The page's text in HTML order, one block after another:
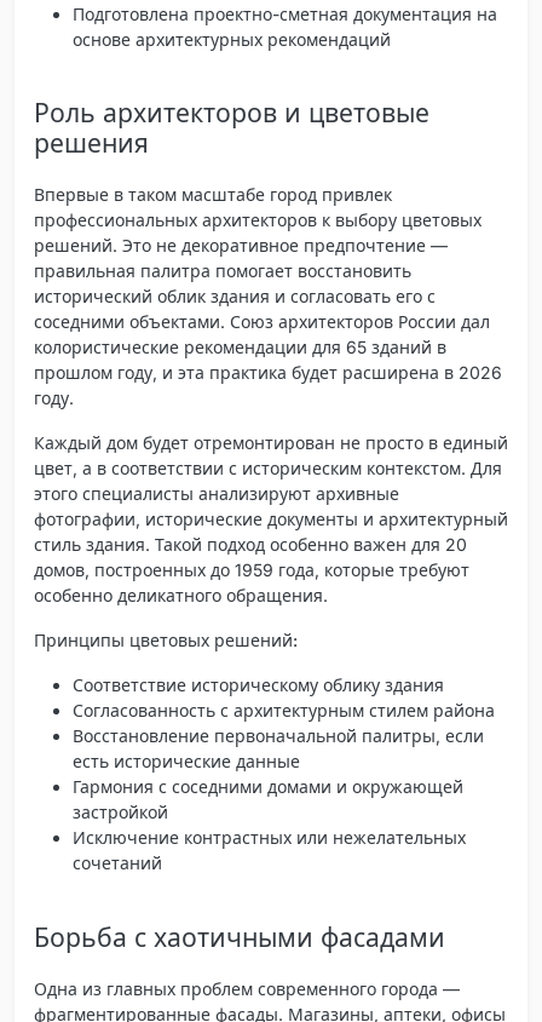
Подготовлена проектно-сметная документация на
основе архитектурных рекомендаций
Роль архитекторов и цветовые
решения
Впервые в таком масштабе город привлек
профессиональных архитекторов к выбору цветовых
решений. Это не декоративное предпочтение —
правильная палитра помогает восстановить
исторический облик здания и согласовать его с
соседними объектами. Союз архитекторов России дал
колористические рекомендации для 65 зданий в
прошлом году, и эта практика будет расширена в 2026
году.
Каждый дом будет отремонтирован не просто в единый
цвет, а в соответствии с историческим контекстом. Для
этого специалисты анализируют архивные
фотографии, исторические документы и архитектурный
стиль здания. Такой подход особенно важен для 20
домов, построенных до 1959 года, которые требуют
особенно деликатного обращения.
Принципы цветовых решений:
Соответствие историческому облику здания
Согласованность с архитектурным стилем района
Восстановление первоначальной палитры, если
есть исторические данные
Гармония с соседними домами и окружающей
застройкой
Исключение контрастных или нежелательных
сочетаний
Борьба с хаотичными фасадами
Одна из главных проблем современного города —
фрагментированные фасады. Магазины, аптеки, офисы